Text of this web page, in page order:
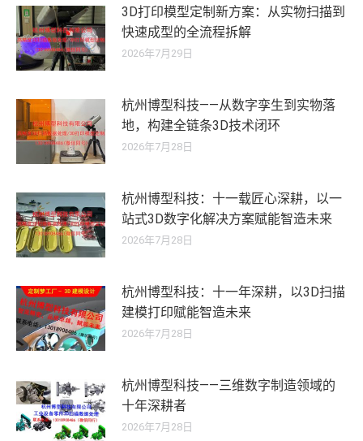
3D打印模型定制新方案：从实物扫描到
快速成型的全流程拆解
2026年7月29日
杭州博型科技——从数字孪生到实物落
地，构建全链条3D技术闭环
2026年7月28日
杭州博型科技：十一载匠心深耕，以一
站式3D数字化解决方案赋能智造未来
2026年7月28日
杭州博型科技：十一年深耕，以3D扫描
建模打印赋能智造未来
2026年7月28日
杭州博型科技——三维数字制造领域的
十年深耕者
2026年7月28日